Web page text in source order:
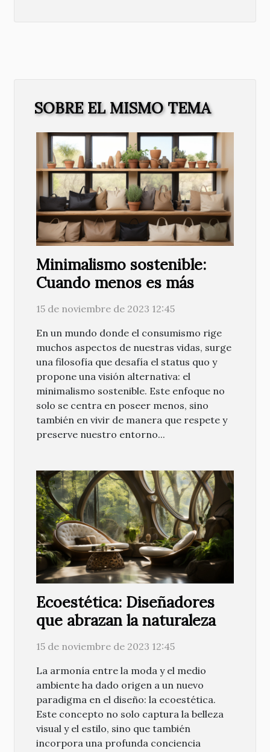
SOBRE EL MISMO TEMA
Minimalismo sostenible:
Cuando menos es más
15 de noviembre de 2023 12:45
En un mundo donde el consumismo rige
muchos aspectos de nuestras vidas, surge
una filosofía que desafía el status quo y
propone una visión alternativa: el
minimalismo sostenible. Este enfoque no
solo se centra en poseer menos, sino
también en vivir de manera que respete y
preserve nuestro entorno...
Ecoestética: Diseñadores
que abrazan la naturaleza
15 de noviembre de 2023 12:45
La armonía entre la moda y el medio
ambiente ha dado origen a un nuevo
paradigma en el diseño: la ecoestética.
Este concepto no solo captura la belleza
visual y el estilo, sino que también
incorpora una profunda conciencia